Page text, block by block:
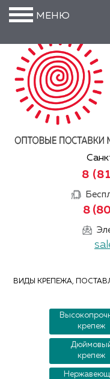
8
8
ВИДЫ КРЕПЕЖА,
крепеж
крепеж
МЕНЮ
О
компании
Производство
Доставка
Услуги
Контакты